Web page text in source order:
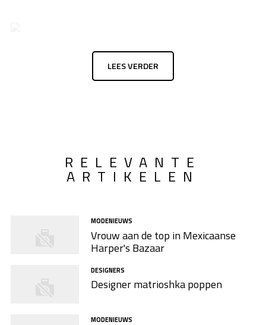
LEES VERDER
RELEVANTE
ARTIKELEN
MODENIEUWS
Vrouw aan de top in Mexicaanse
Harper's Bazaar
DESIGNERS
Designer matrioshka poppen
MODENIEUWS